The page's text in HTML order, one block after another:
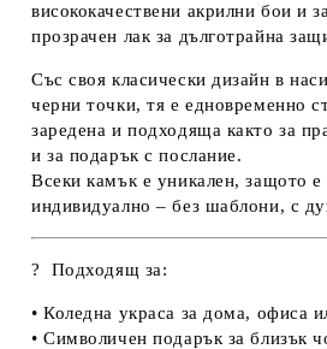
висококачествени акрилни бои и
прозрачен лак за дълготрайна
Със своякласически дизайн в
черни точки, тя е едновременно
заредена и подходяща както за
и за подарък с послание.
Всеки камък е уникален, защото е
индивидуално – без шаблони, с
? Подходящ за:
• Коледна украса за дома, офиса
• Символичен подарък за близък